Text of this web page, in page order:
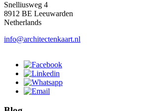
Snelliusweg 4
8912 BE Leeuwarden
Netherlands
info@architectenkaart.nl